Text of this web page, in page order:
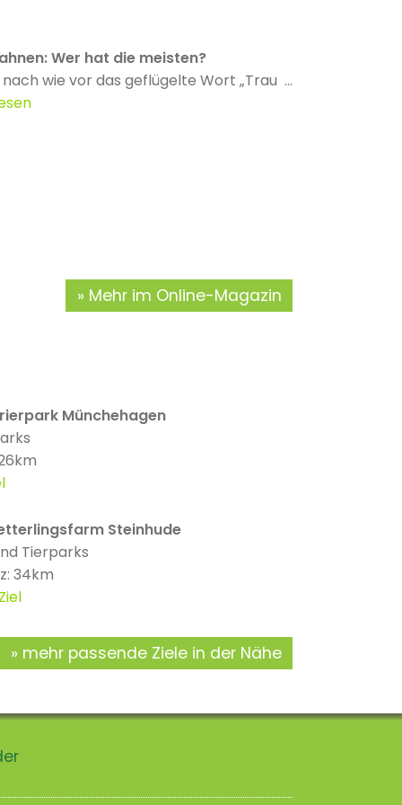
Wer hat die meisten?
wie vor das geflügelte Wort „Trau ...
Mehr im Online-Magazin
Münchehagen
Steinhude
Tierparks
34km
mehr passende Ziele in der Nähe